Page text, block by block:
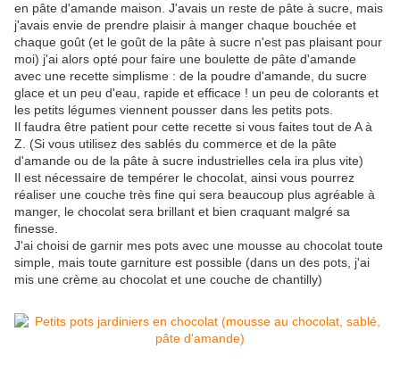
en pâte d'amande maison. J'avais un reste de pâte à sucre, mais
j'avais envie de prendre plaisir à manger chaque bouchée et
chaque goût (et le goût de la pâte à sucre n'est pas plaisant pour
moi) j'ai alors opté pour faire une boulette de pâte d'amande
avec une recette simplisme : de la poudre d'amande, du sucre
glace et un peu d'eau, rapide et efficace ! un peu de colorants et
les petits légumes viennent pousser dans les petits pots.
Il faudra être patient pour cette recette si vous faites tout de A à
Z. (Si vous utilisez des sablés du commerce et de la pâte
d'amande ou de la pâte à sucre industrielles cela ira plus vite)
Il est nécessaire de tempérer le chocolat, ainsi vous pourrez
réaliser une couche très fine qui sera beaucoup plus agréable à
manger, le chocolat sera brillant et bien craquant malgré sa
finesse.
J'ai choisi de garnir mes pots avec une mousse au chocolat toute
simple, mais toute garniture est possible (dans un des pots, j'ai
mis une crème au chocolat et une couche de chantilly)